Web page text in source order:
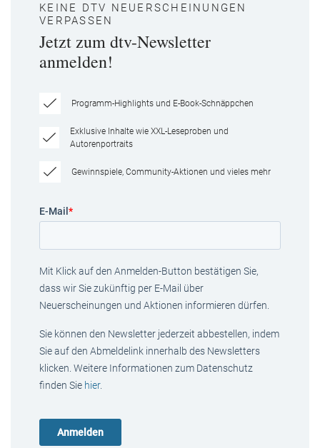
KEINE DTV NEUERSCHEINUNGEN
VERPASSEN
Jetzt zum dtv-Newsletter
anmelden!
Programm-Highlights und E-Book-Schnäppchen
Exklusive Inhalte wie XXL-Leseproben und
Autorenportraits
Gewinnspiele, Community-Aktionen und vieles mehr
E-Mail *
Mit Klick auf den Anmelden-Button bestätigen Sie,
dass wir Sie zukünftig per E-Mail über
Neuerscheinungen und Aktionen informieren dürfen.
Sie können den Newsletter jederzeit abbestellen, indem
Sie auf den Abmeldelink innerhalb des Newsletters
klicken. Weitere Informationen zum Datenschutz
finden Sie hier.